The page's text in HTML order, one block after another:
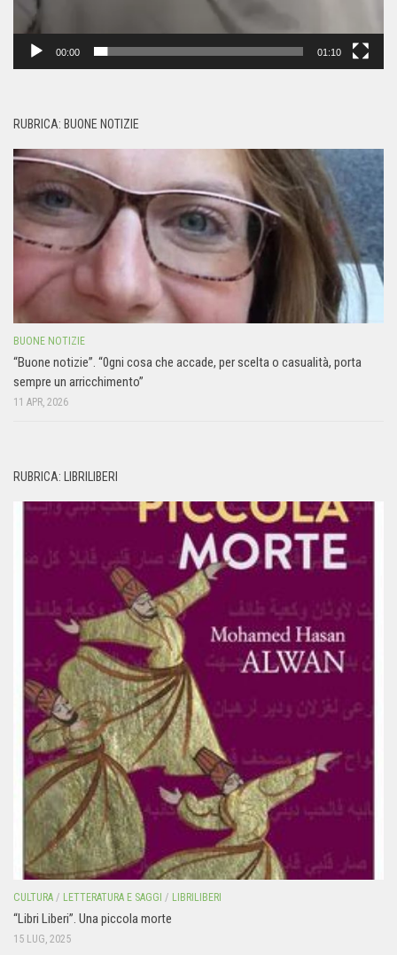
00:00 01:10
RUBRICA: BUONE NOTIZIE
BUONE NOTIZIE
“Buone notizie”. “0gni cosa che accade, per scelta o casualità, porta
sempre un arricchimento”
11 APR, 2026
RUBRICA: LIBRILIBERI
CULTURA / LETTERATURA E SAGGI / LIBRILIBERI
“Libri Liberi”. Una piccola morte
15 LUG, 2025